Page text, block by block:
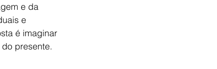
e da
e
é imaginar
presente.